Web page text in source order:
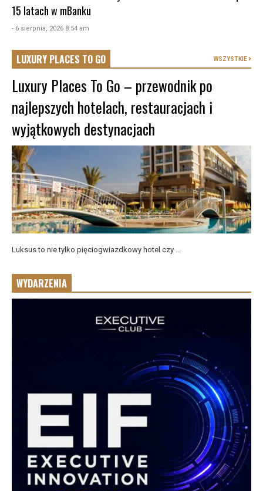
15 latach w mBanku
- 6 sierpnia, 2026 8:54 am
LUXURY PLACES TO GO WSZYSTKIE
Luxury Places To Go – przewodnik po
najlepszych hotelach, restauracjach i
wyjątkowych destynacjach
Luksus to nie tylko pięciogwiazdkowy hotel czy ...
WYDARZENIA